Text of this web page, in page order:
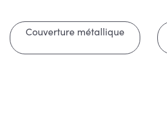
Couverture métallique